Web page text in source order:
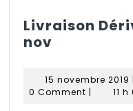
Livraison
nov
et
Pommes
15 novembre 2019
0 Comment
11